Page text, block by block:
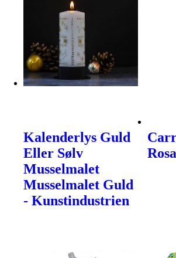
Kalenderlys Guld
Eller Sølv
Musselmalet
Musselmalet Guld
- Kunstindustrien